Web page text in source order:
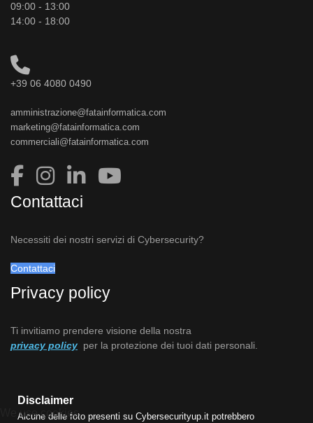
09:00 - 13:00
14:00 - 18:00
+39 06 4080 0490
amministrazione@fatainformatica.com
marketing@fatainformatica.com
commerciali@fatainformatica.com
Contattaci
Necessiti dei nostri servizi di Cybersecurity?
Contattaci
Privacy policy
Ti invitiamo prendere visione della nostra
privacy policy per la protezione dei tuoi dati personali.
Disclaimer
Alcune delle foto presenti su Cybersecurityup.it potrebbero
We use cookies